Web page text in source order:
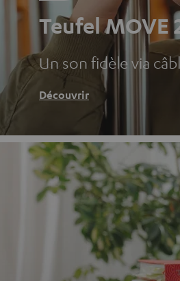
Teufel MOVE
Un son fidèle via
Découvrir